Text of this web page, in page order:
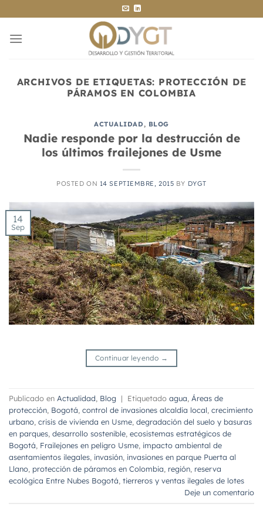
al
contenido
ARCHIVOS DE ETIQUETAS: PROTECCIÓN DE
PÁRAMOS EN COLOMBIA
ACTUALIDAD, BLOG
Nadie responde por la destrucción de
los últimos frailejones de Usme
POSTED ON 14 SEPTIEMBRE, 2015 BY DYGT
14
Sep
Continuar leyendo →
Publicado en Actualidad Blog | Etiquetado agua Áreas de
protección Bogotá control de invasiones alcaldía local crecimiento
urbano crisis de vivienda en Usme degradación del suelo y basuras
en parques desarrollo sostenible ecosistemas estratégicos de
Bogotá Frailejones en peligro Usme impacto ambiental de
asentamientos ilegales invasión invasiones en parque Puerta al
Llano protección de páramos en Colombia región reserva
ecológica Entre Nubes Bogotá tierreros y ventas ilegales de lotes
Deje un comentario